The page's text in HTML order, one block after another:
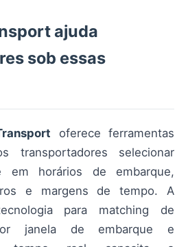
ajuda
sob essas
oferece ferramentas
transportadores selecionar
em horários de embarque,
e margens de tempo. A
para matching de
janela de embarque e